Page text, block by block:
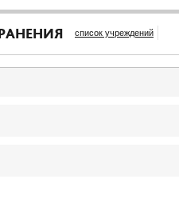
список учреждений